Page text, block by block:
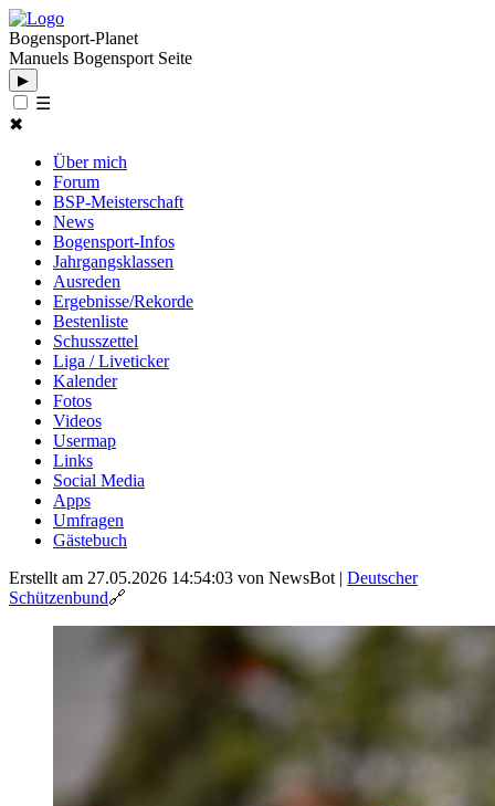
Bogensport-Planet
Manuels Bogensport Seite
▶
☰
✖
Über mich
Forum
BSP-Meisterschaft
News
Bogensport-Infos
Jahrgangsklassen
Ausreden
Ergebnisse/Rekorde
Bestenliste
Schusszettel
Liga / Liveticker
Kalender
Fotos
Videos
Usermap
Links
Social Media
Apps
Umfragen
Gästebuch
Erstellt am 27.05.2026 14:54:03 von NewsBot | Deutscher
Schützenbund🔗